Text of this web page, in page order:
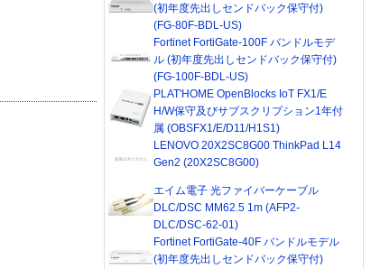
(初年度先出しセンドバック保守付)
(FG-80F-BDL-US)
Fortinet FortiGate-100F バンドルモデ
ル (初年度先出しセンドバック保守付)
(FG-100F-BDL-US)
PLAT'HOME OpenBlocks IoT FX1/E
H/W保守及びサブスクリプション1年付
属 (OBSFX1/E/D11/H1S1)
LENOVO 20X2SC8G00 ThinkPad L14
Gen2 (20X2SC8G00)
エイム電子 光ファイバーケーブル
DLC/DSC MM62.5 1m (AFP2-
DLC/DSC-62-01)
Fortinet FortiGate-40F バンドルモデル
(初年度先出しセンドバック保守付)